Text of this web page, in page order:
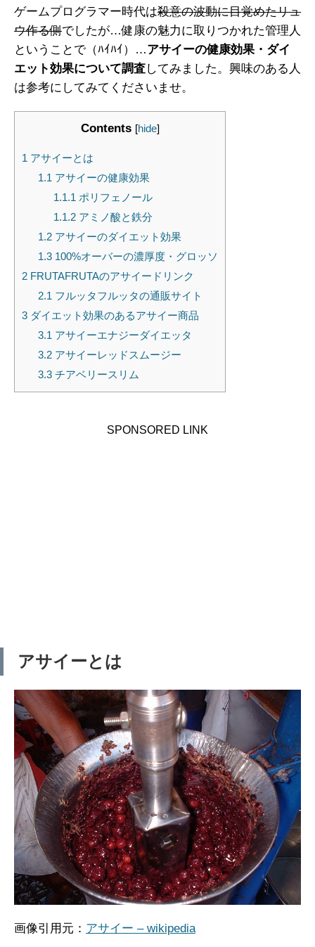
ゲームプログラマー時代は殺意の波動に目覚めたリュ
ウ作る側でしたが…健康の魅力に取りつかれた管理人
ということで（ﾊｲﾊｲ）…アサイーの健康効果・ダイ
エット効果について調査してみました。興味のある人
は参考にしてみてくださいませ。
Contents [hide]
1 アサイーとは
1.1 アサイーの健康効果
1.1.1 ポリフェノール
1.1.2 アミノ酸と鉄分
1.2アサイーのダイエット効果
1.3100%オーバーの濃厚度・グロッソ
2 FRUTAFRUTAのアサイードリンク
2.1 フルッタフルッタの通販サイト
3 ダイエット効果のあるアサイー商品
3.1 アサイーエナジーダイエッタ
3.2アサイーレッドスムージー
3.3チアベリースリム
SPONSORED LINK
アサイーとは
画像引用元： アサイー – wikipedia